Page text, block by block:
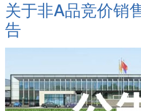
关于非A品竞价销
告